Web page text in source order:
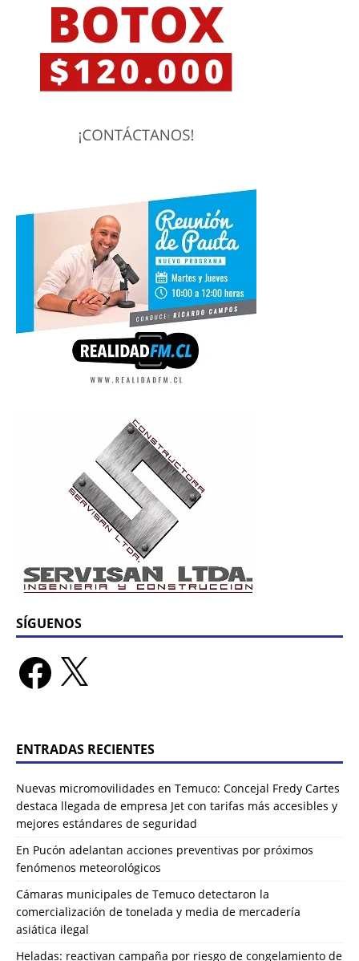
SÍGUENOS
ENTRADAS RECIENTES
Nuevas micromovilidades en Temuco: Concejal Fredy Cartes
destaca llegada de empresa Jet con tarifas más accesibles y
mejores estándares de seguridad
En Pucón adelantan acciones preventivas por próximos
fenómenos meteorológicos
Cámaras municipales de Temuco detectaron la
comercialización de tonelada y media de mercadería
asiática ilegal
Heladas: reactivan campaña por riesgo de congelamiento de